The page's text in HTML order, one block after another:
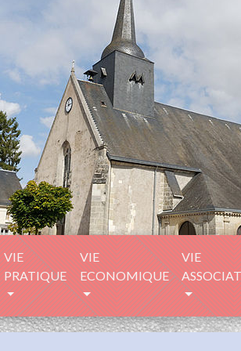
VIE
PRATIQUE
VIE
ECONOMIQUE
VIE